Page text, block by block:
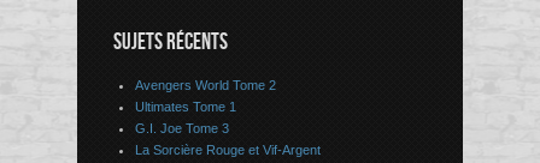
SUJETS RÉCENTS
Avengers World Tome 2
Ultimates Tome 1
G.I. Joe Tome 3
La Sorcière Rouge et Vif-Argent